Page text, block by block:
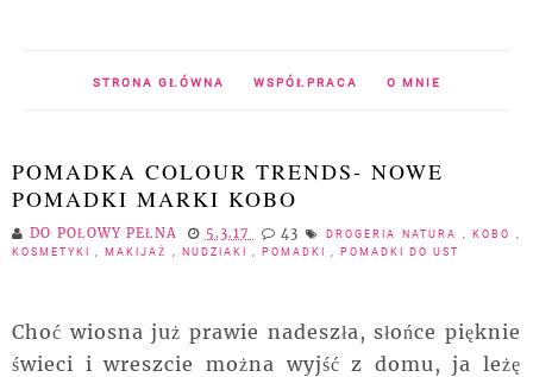
STRONA GŁÓWNA WSPÓŁPRACA O MNIE
POMADKA COLOUR TRENDS- NOWE
POMADKI MARKI KOBO
DO POŁOWY PEŁNA 5.3.17 43 DROGERIA NATURA KOBO
KOSMETYKI
MAKIJAŻ NUDZIAKI POMADKI POMADKI DO UST
Choć wiosna już prawie nadeszła, słońce pięknie
świeci i wreszcie można wyjść z domu, ja leżę